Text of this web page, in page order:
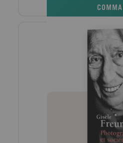
culturelles, les
d'un texte vivant illustré
apparition et son
photographie.S'il existe
livres consacrés à
aspects techniques et
n'en existe aucun qui
cent concepts majeurs.